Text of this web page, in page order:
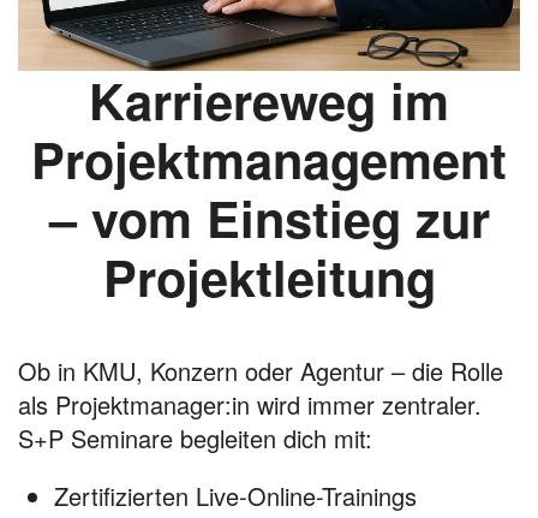
Karriereweg im
Projektmanagement
– vom Einstieg zur
Projektleitung
Ob in KMU, Konzern oder Agentur – die Rolle
als Projektmanager:in wird immer zentraler.
S+P Seminare begleiten dich mit:
Zertifizierten Live-Online-Trainings